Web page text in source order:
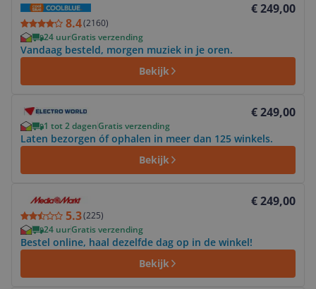
8.4(2160)
€ 249,00
24 uurGratis verzending
Vandaag besteld, morgen muziek in je oren.
Bekijk
€ 249,00
1 tot 2 dagenGratis verzending
Laten bezorgen óf ophalen in meer dan 125 winkels.
Bekijk
5.3(225)
€ 249,00
24 uurGratis verzending
Bestel online, haal dezelfde dag op in de winkel!
Bekijk